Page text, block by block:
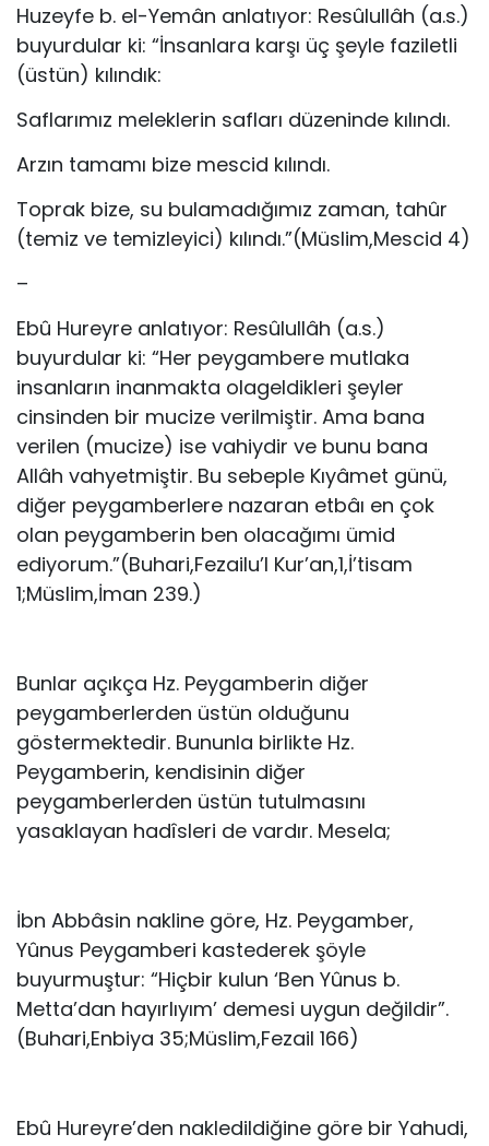
Huzeyfe b. el-Yemân anlatıyor: Resûlullâh (a.s.)
buyurdular ki: “İn­sanlara karşı üç şeyle faziletli
(üstün) kılındık:
Saflarımız meleklerin safları düzeninde kılındı.
Arzın tamamı bize mescid kılındı.
Toprak bize, su bulamadığımız zaman, tahûr
(temiz ve temizle­yici) kılındı.”(Müslim,Mescid 4)
–
Ebû Hureyre anlatıyor: Resûlullâh (a.s.)
buyurdular ki: “Her pey­gambere mutlaka
insanların inanmakta olageldikleri şeyler
cinsinden bir mucize verilmiştir. Ama bana
verilen (mucize) ise vahiydir ve bunu bana
Allâh vahyetmiştir. Bu sebeple Kıyâmet günü,
diğer peygamberlere nazaran etbâı en çok
olan peygamberin ben olacağımı ümid
ediyorum.”(Buhari,Fezailu’l Kur’an,1,İ’tisam
1;Müslim,İman 239.)
Bunlar açıkça Hz. Peygamberin diğer
peygamberlerden üstün olduğunu
göstermektedir. Bununla birlikte Hz.
Peygamberin, kendisinin diğer
peygamberlerden üstün tutulmasını
yasaklayan hadîsleri de vardır. Mesela;
İbn Abbâsin nakline göre, Hz. Peygamber,
Yûnus Peygamberi kastederek şöyle
buyurmuştur: “Hiçbir kulun ‘Ben Yûnus b.
Metta’dan hayırlıyım’ demesi uygun değildir”.
(Buhari,Enbiya 35;Müslim,Fezail 166)
Ebû Hureyre’den nakledildiğine göre bir Yahudi,